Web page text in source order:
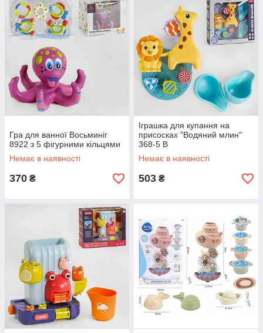
Гра для ванної Восьминіг
8922 з 5 фігурними кільцями
Немає в наявності
370 ₴
Іграшка для купання на
присосках "Водяний млин"
368-5 В
Немає в наявності
503 ₴